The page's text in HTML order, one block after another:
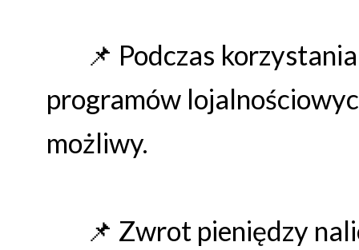
📌 Podczas korzystania
programów
możliwy.
📌 Zwrot pieniędzy